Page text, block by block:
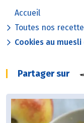
Accueil
Toutes nos
Cookies au
Partager sur